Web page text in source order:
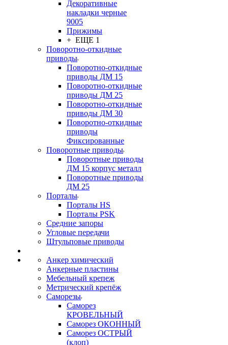
Декоративные
накладки черные
9005
Прижимы
+ ЕЩЕ 1
Поворотно-откидные
приводы
Поворотно-откидные
приводы ДМ 15
Поворотно-откидные
приводы ДМ 25
Поворотно-откидные
приводы ДМ 30
Поворотно-откидные
приводы
Фиксированные
Поворотные приводы
Поворотные приводы
ДМ 15 корпус металл
Поворотные приводы
ДМ 25
Порталы
Порталы HS
Порталы PSK
Средние запоры
Угловые передачи
Штульповые приводы
Анкер химический
Анкерные пластины
Мебельный крепеж
Метрический крепёж
Саморезы
Саморез
КРОВЕЛЬНЫЙ
Саморез ОКОННЫЙ
Саморез ОСТРЫЙ
(клоп)